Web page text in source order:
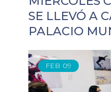
SE LLEVÓ A
PALACIO
FEB 09